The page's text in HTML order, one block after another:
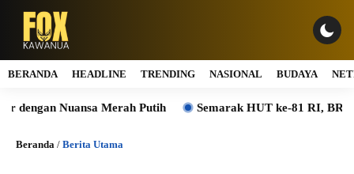
BERANDA HEADLINE TRENDING NASIONAL BUDAYA
Nuansa Merah Putih Semarak HUT ke-81 RI, BRI BO
Beranda / Berita Utama